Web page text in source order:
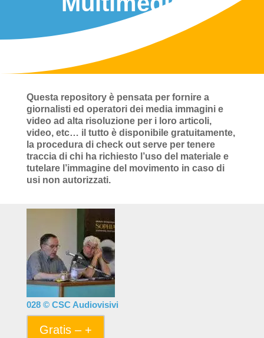
Questa repository è pensata per fornire a
giornalisti ed operatori dei media immagini e
video ad alta risoluzione per i loro articoli,
video, etc… il tutto è disponibile gratuitamente,
la procedura di check out serve per tenere
traccia di chi ha richiesto l’uso del materiale e
tutelare l’immagine del movimento in caso di
usi non autorizzati.
028 © CSC Audiovisivi
Gratis – +